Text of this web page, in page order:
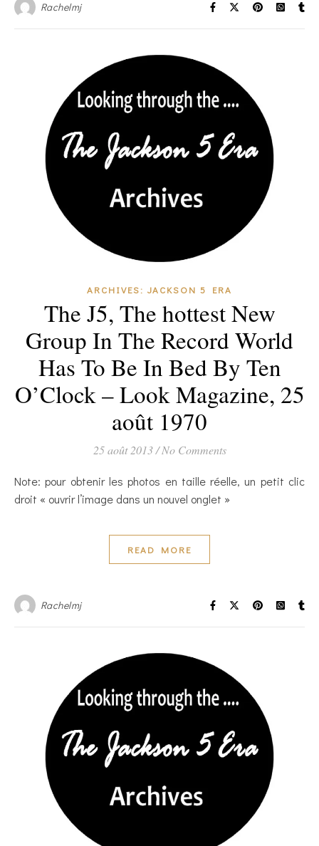
Rachelmj
ARCHIVES: JACKSON 5 ERA
The J5, The hottest New
Group In The Record World
Has To Be In Bed By Ten
O’Clock – Look Magazine, 25
août 1970
25 août 2013 / No Comments
Note: pour obtenir les photos en taille réelle, un petit clic
droit « ouvrir l’image dans un nouvel onglet »
READ MORE
Rachelmj